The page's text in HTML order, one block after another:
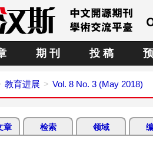
期 刊 投 稿
教育进展 Vol. 8 No. 3 (May 2018)
章 检索 领域